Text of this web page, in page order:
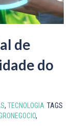
de
do
, TECNOLOGIA TAGS
,